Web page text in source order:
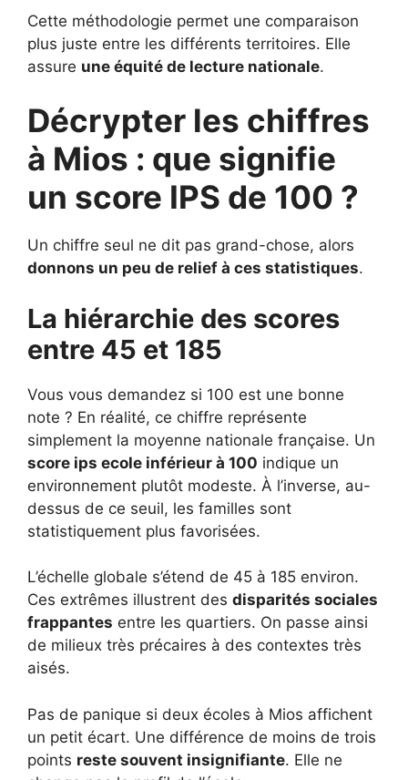
Cette méthodologie permet une comparaison
plus juste entre les différents territoires. Elle
assure une équité de lecture nationale.
Décrypter les chiffres
à Mios : que signifie
un score IPS de 100 ?
Un chiffre seul ne dit pas grand-chose, alors
donnons un peu de relief à ces statistiques.
La hiérarchie des scores
entre 45 et 185
Vous vous demandez si 100 est une bonne
note ? En réalité, ce chiffre représente
simplement la moyenne nationale française. Un
score ips ecole inférieur à 100 indique un
environnement plutôt modeste. À l’inverse, au-
dessus de ce seuil, les familles sont
statistiquement plus favorisées.
L’échelle globale s’étend de 45 à 185 environ.
Ces extrêmes illustrent des disparités sociales
frappantes entre les quartiers. On passe ainsi
de milieux très précaires à des contextes très
aisés.
Pas de panique si deux écoles à Mios affichent
un petit écart. Une différence de moins de trois
points reste souvent insignifiante. Elle ne